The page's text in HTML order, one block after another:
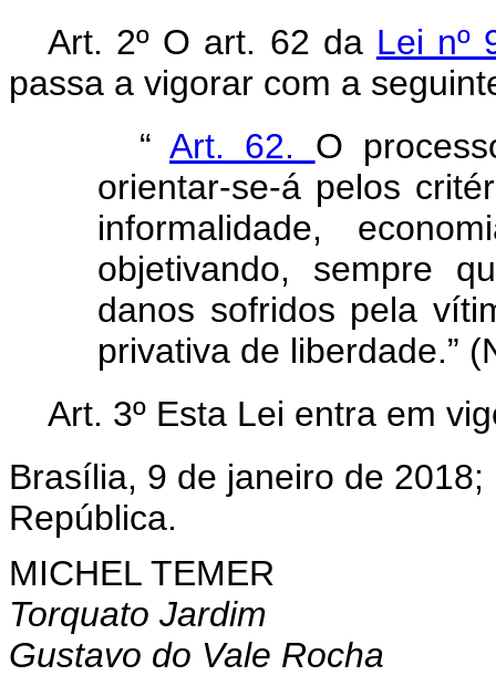
Art. 2º O art. 62 da Lei nº
passa a vigorar com a
“Art. 62. O
orientar-se-á pelos
informalidade,
objetivando, sempre
danos sofridos pela
privativa de liberdade.”
Art. 3º Esta Lei entra em
Brasília, 9 de janeiro de
República.
MICHEL TEMER
Torquato Jardim
Gustavo do Vale Rocha